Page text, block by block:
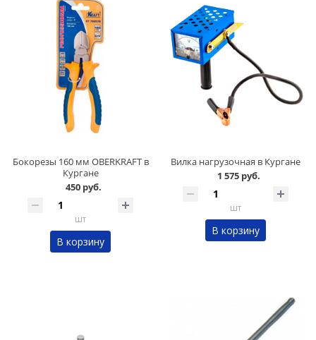
Бокорезы 160 мм OBERKRAFT в
Кургане
450 руб.
шт
В корзину
Вилка нагрузочная в Кургане
1 575 руб.
шт
В корзину